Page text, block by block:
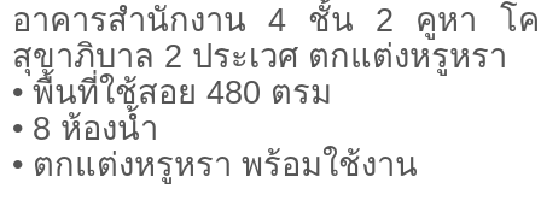
อาคารสำนักงาน 4 ชั้น 2 คูหา โ
สุขาภิบาล 2 ประเวศ ตกแต่งหรูหรา
• พื้นที่ใช้สอย 480 ตรม
• 8 ห้องน้ำ
• ตกแต่งหรูหรา พร้อมใช้งาน